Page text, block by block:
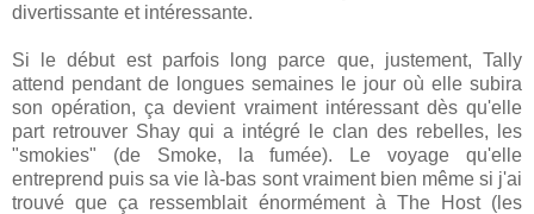
divertissante et intéressante.
Si le début est parfois long parce que, justement, Tally
attend pendant de longues semaines le jour où elle subira
son opération, ça devient vraiment intéressant dès qu'elle
part retrouver Shay qui a intégré le clan des rebelles, les
"smokies" (de Smoke, la fumée). Le voyage qu'elle
entreprend puis sa vie là-bas sont vraiment bien même si j'ai
trouvé que ça ressemblait énormément à The Host (les